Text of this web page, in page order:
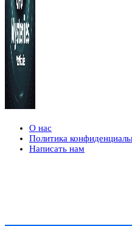
О нас
Политика
Написать нам